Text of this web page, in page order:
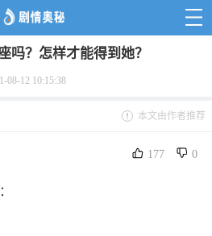
吗？怎样才能得到她？
08-12 10:15:38
本文由作者推荐
177 0